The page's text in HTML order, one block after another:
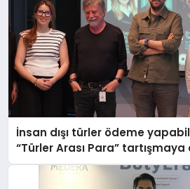
İnsan dışı türler ödeme
“Türler Arası Para” tartışmaya